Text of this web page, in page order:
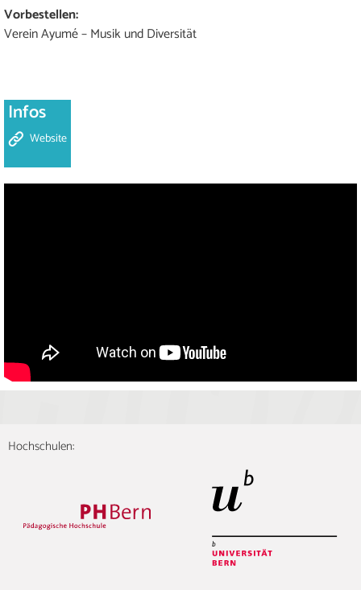
Vorbestellen:
Verein Ayumé – Musik und Diversität
Infos
Website
Hochschulen: